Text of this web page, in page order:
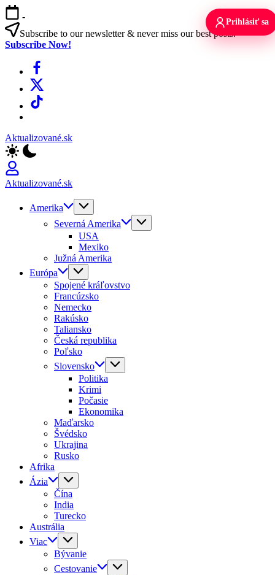
Skip
to
content
-
Subscribe to our newsletter & never miss our best posts.
Subscribe Now!
Facebook
X
TikTok
Aktualizované.sk
Aktualizované.sk
Amerika
Severná Amerika
USA
Mexiko
Južná Amerika
Európa
Spojené kráľovstvo
Francúzsko
Nemecko
Rakúsko
Taliansko
Česká republika
Poľsko
Slovensko
Politika
Krimi
Počasie
Ekonomika
Maďarsko
Švédsko
Ukrajina
Rusko
Afrika
Ázia
Čína
India
Turecko
Austrália
Viac
Bývanie
Cestovanie
Prihlásiť sa